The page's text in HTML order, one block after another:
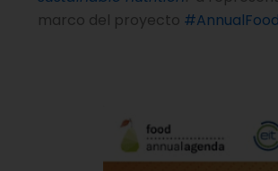
marco del proyecto